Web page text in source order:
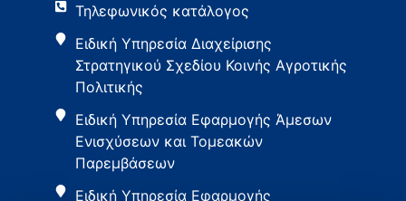
Τηλεφωνικός κατάλογος
Ειδική Υπηρεσία Διαχείρισης
Στρατηγικού Σχεδίου Κοινής Αγροτικής
Πολιτικής
Ειδική Υπηρεσία Εφαρμογής Άμεσων
Ενισχύσεων και Τομεακών
Παρεμβάσεων
Ειδική Υπηρεσία Εφαρμογής